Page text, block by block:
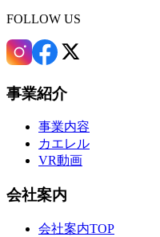
FOLLOW US
事業紹介
事業内容
カエレル
VR動画
会社案内
会社案内TOP